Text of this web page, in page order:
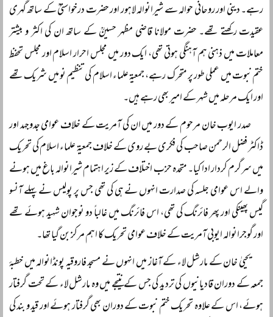
رہے۔ دینی اور روحانی حوالہ سے شیرانوالہ لاہور اور حضرت درخواستیؒ کے ساتھ گہری
عقیدت رکھتے تھے۔ حضرت مولانا قاضی مظہر حسینؒ کے ساتھ ان کی اکثر و بیشتر
معاملات میں ذہنی ہم آہنگی ہوتی تھی، ایک دور میں مجلس احرار اسلام اور مجلس تحفظ
ختم نبوت میں عملی طور پر متحرک رہے، جمعیۃ علماء اسلام کی تنظیم نو میں شریک تھے
اور ایک مرحلہ میں شہر کے امیر بھی رہے ہیں۔
صدر ایوب خان مرحوم کے دور میں ان کی آمریت کے خلاف عوامی جدوجہد اور
ڈاکٹر فضل الرحمن صاحب کی فکری بے روی کے خلاف جمعیۃ علماء اسلام کی تحریک
میں سرگرم کردار ادا کیا۔ متحدہ حزب اختلاف کے زیر اہتمام شیرانوالہ باغ میں ہونے
والے اس عوامی جلسہ کی صدارت انہوں نے ہی کی تھی جس پر پولیس نے پہلے آنسو
گیس پھینکی اور پھر فائرنگ کی تھی، اس فائرنگ میں غالباً دو نوجوان شہید ہوئے تھے
اور گوجرانوالہ ایوبی آمریت کے خلاف عوامی تحریک کا اہم مرکز بن گیا تھا۔
یحییٰ خان کے مارشل لاء کے آغاز میں انہوں نے مسجد فاروقیہ پونڈانوالہ میں خطبۂ
جمعہ کے دوران قادیانیوں کی تردید کی جس کے نتیجے میں وہ مارشل لاء کے تحت گرفتار
ہوئے، اس کے علاوہ تحریک ختم نبوت کے دوران بھی گرفتار ہوئے اور قید و بند کی